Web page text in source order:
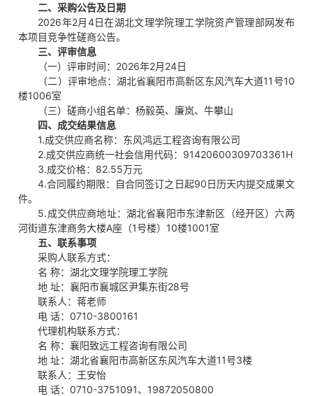
二、采购公告及日期
2026年2月4日在湖北文理学院理工学院资产管理部网发布
本项目竞争性磋商公告。
三、评审信息
（一）评审时间：2026年2月24日
（二）评审地点：湖北省襄阳市高新区东风汽车大道11号10
楼1006室
（三）磋商小组名单：杨毅英、廉岚、牛攀山
四、成交结果信息
1.成交供应商名称：东风鸿远工程咨询有限公司
2.成交供应商统一社会信用代码：91420600309703361H
3.成交价格：82.55万元
4.合同履约期限：自合同签订之日起90日历天内提交成果文
件。
5.成交供应商地址：湖北省襄阳市东津新区（经开区）六两
河街道东津商务大楼A座（1号楼）10楼1001室
五、联系事项
采购人联系方式：
名 称：湖北文理学院理工学院
地 址：襄阳市襄城区尹集东街28号
联系人：蒋老师
电 话：0710-3800161
代理机构联系方式：
名 称：襄阳致远工程咨询有限公司
地 址：湖北省襄阳市高新区东风汽车大道11号3楼
联系人：王安怡
电 话：0710-3751091、19872050800